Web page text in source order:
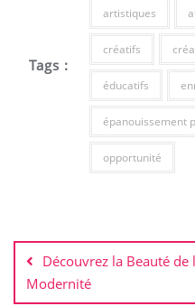
Tags :
artistiques
créatifs
éducatifs
épanouissement
opportunité
de
l’article
Découvrez la Beauté de
Modernité